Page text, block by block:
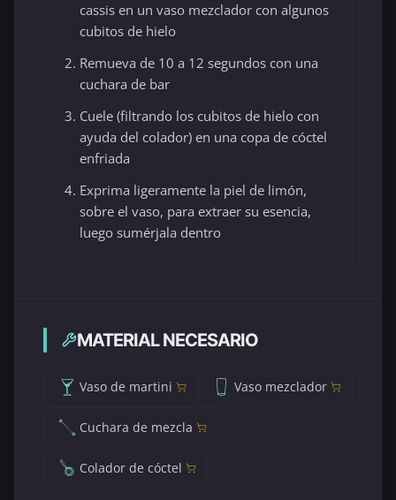
cassis en un vaso mezclador con algunos
cubitos de hielo
Remueva de 10 a 12 segundos con una
cuchara de bar
Cuele (filtrando los cubitos de hielo con
ayuda del colador) en una copa de cóctel
enfriada
Exprima ligeramente la piel de limón,
sobre el vaso, para extraer su esencia,
luego sumérjala dentro
MATERIAL NECESARIO
Vaso de martini Vaso mezclador
Cuchara de mezcla
Colador de cóctel